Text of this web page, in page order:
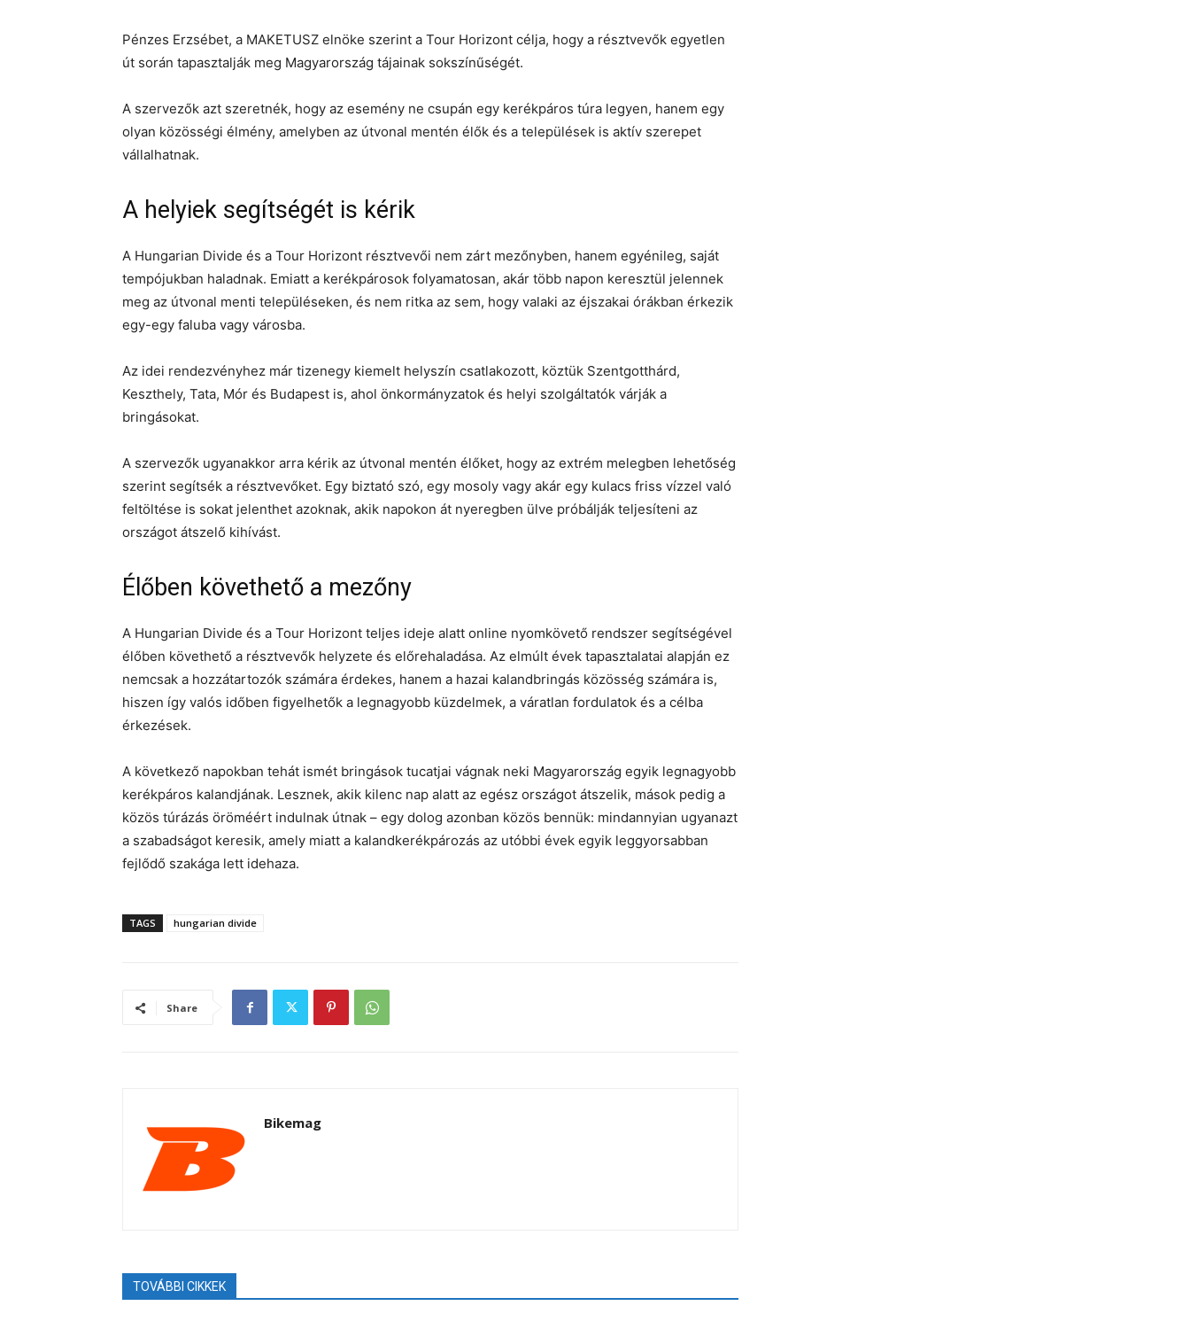
Pénzes Erzsébet, a MAKETUSZ elnöke szerint a Tour Horizont célja, hogy a résztvevők egyetlen
út során tapasztalják meg Magyarország tájainak sokszínűségét.
A szervezők azt szeretnék, hogy az esemény ne csupán egy kerékpáros túra legyen, hanem egy
olyan közösségi élmény, amelyben az útvonal mentén élők és a települések is aktív szerepet
vállalhatnak.
A helyiek segítségét is kérik
A Hungarian Divide és a Tour Horizont résztvevői nem zárt mezőnyben, hanem egyénileg, saját
tempójukban haladnak. Emiatt a kerékpárosok folyamatosan, akár több napon keresztül jelennek
meg az útvonal menti településeken, és nem ritka az sem, hogy valaki az éjszakai órákban érkezik
egy-egy faluba vagy városba.
Az idei rendezvényhez már tizenegy kiemelt helyszín csatlakozott, köztük Szentgotthárd,
Keszthely, Tata, Mór és Budapest is, ahol önkormányzatok és helyi szolgáltatók várják a
bringásokat.
A szervezők ugyanakkor arra kérik az útvonal mentén élőket, hogy az extrém melegben lehetőség
szerint segítsék a résztvevőket. Egy biztató szó, egy mosoly vagy akár egy kulacs friss vízzel való
feltöltése is sokat jelenthet azoknak, akik napokon át nyeregben ülve próbálják teljesíteni az
országot átszelő kihívást.
Élőben követhető a mezőny
A Hungarian Divide és a Tour Horizont teljes ideje alatt online nyomkövető rendszer segítségével
élőben követhető a résztvevők helyzete és előrehaladása. Az elmúlt évek tapasztalatai alapján ez
nemcsak a hozzátartozók számára érdekes, hanem a hazai kalandbringás közösség számára is,
hiszen így valós időben figyelhetők a legnagyobb küzdelmek, a váratlan fordulatok és a célba
érkezések.
A következő napokban tehát ismét bringások tucatjai vágnak neki Magyarország egyik legnagyobb
kerékpáros kalandjának. Lesznek, akik kilenc nap alatt az egész országot átszelik, mások pedig a
közös túrázás öröméért indulnak útnak – egy dolog azonban közös bennük: mindannyian ugyanazt
a szabadságot keresik, amely miatt a kalandkerékpározás az utóbbi évek egyik leggyorsabban
fejlődő szakága lett idehaza.
TAGS hungarian divide
Share
Bikemag
TOVÁBBI CIKKEK